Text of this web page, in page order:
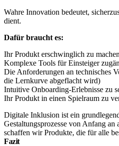
Wahre Innovation bedeutet,
dient.
Dafür braucht es:
Ihr Produkt erschwinglich zu machen
Komplexe Tools für Einsteiger
Die Anforderungen an technisches
die Lernkurve abgeflacht wird)
Intuitive Onboarding-Erlebnisse zu
Ihr Produkt in einen Spielraum zu
Digitale Inklusion ist ein
Gestaltungsprozesse von Anfang
schaffen wir Produkte, die für alle
Fazit